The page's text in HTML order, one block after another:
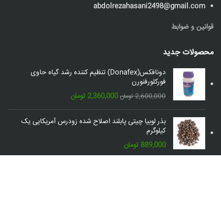
abdolrezahasani2498@gmail.com
قوانین و ضوابط
محصولات جدید
دونافکس(Donafex) تنظیم کننده رشد گیاه حاوی
فورکلورفنورن
2,600,000 تومان قیمت
اصلی:
2,600,000 تومان
2,360,000 تومانقیمت
فعلی:
2,360,000 تومان.
بذر لوبیا چیتی پابلند اصلاح شده زودرس آمریکایی یک
کیلوگرم
889,000 تومان